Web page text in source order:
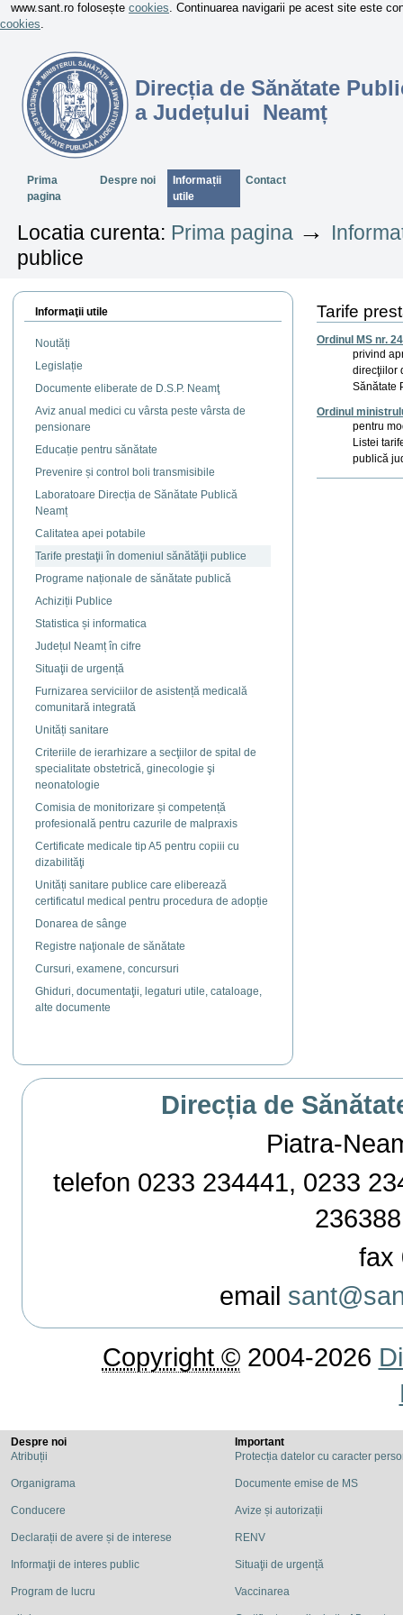
www.sant.ro folosește cookies. Continuarea navigarii pe acest site este
cookies.
Direcția de Sănătate
a Județului Neamț
SectiuniPrima
pagina
Despre noi
Informații
utile
Contact
Locatia curenta: Prima pagina →
publice
Informaţii utile
Noutăți
Legislație
Documente eliberate de D.S.P. Neamţ
Aviz anual medici cu vârsta peste vârsta de
pensionare
Educație pentru sănătate
Prevenire și control boli transmisibile
Laboratoare Direcția de Sănătate Publică
Neamț
Calitatea apei potabile
Tarife prestaţii în domeniul sănătăţii publice
Programe naționale de sănătate publică
Achiziții Publice
Statistica și informatica
Județul Neamț în cifre
Situaţii de urgență
Furnizarea serviciilor de asistență medicală
comunitară integrată
Unități sanitare
Criteriile de ierarhizare a secţiilor de spital de
specialitate obstetrică, ginecologie şi
neonatologie
Comisia de monitorizare și competență
profesională pentru cazurile de malpraxis
Certificate medicale tip A5 pentru copiii cu
dizabilităţi
Unități sanitare publice care eliberează
certificatul medical pentru procedura de adopție
Donarea de sânge
Registre naţionale de sănătate
Cursuri, examene, concursuri
Ghiduri, documentaţii, legaturi utile, cataloage,
alte documente
Tarife
Ordinul MS nr.
privind
direcţiilor
Sănătate
Ordinul
pentru
Listei
publică
Direcția de
Piatra-
telefon 0233 234441, 0233
fax
email
Copyright ©2004-2026
Despre noi
Atribuții
Organigrama
Conducere
Declarații de avere și de interese
Informaţii de interes public
Program de lucru
Important
Protecția datelor cu caracter
Documente emise de MS
Avize și autorizații
RENV
Situaţii de urgență
Vaccinarea